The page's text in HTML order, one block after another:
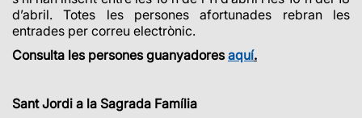
d’abril. Totes les persones afortunades rebran les
entrades per correu electrònic.
Consulta les persones guanyadoresaquí.
Sant Jordi a la Sagrada Família